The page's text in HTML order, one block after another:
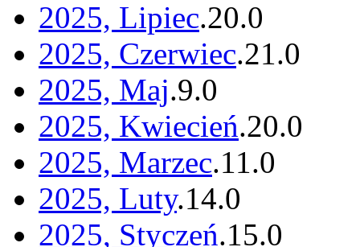
2025, Lipiec.20.0
2025, Czerwiec.21.0
2025, Maj.9.0
2025, Kwiecień.20.0
2025, Marzec.11.0
2025, Luty.14.0
2025, Styczeń.15.0